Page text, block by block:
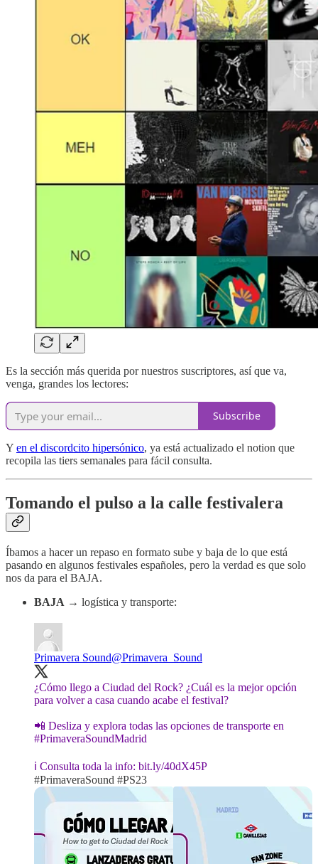
Es la sección más querida por nuestros suscriptores, así que va,
venga, grandes los lectores:
Subscribe
Y en el discordcito hipersónico, ya está actualizado el notion que
recopila las tiers semanales para fácil consulta.
Tomando el pulso a la calle festivalera
Íbamos a hacer un repaso en formato sube y baja de lo que está
pasando en algunos festivales españoles, pero la verdad es que solo
nos da para el BAJA.
BAJA → logística y transporte:
Primavera Sound@Primavera_Sound
¿Cómo llego a Ciudad del Rock? ¿Cuál es la mejor opción
para volver a casa cuando acabe el festival?
📲 Desliza y explora todas las opciones de transporte en
#PrimaveraSoundMadrid
ℹ️ Consulta toda la info: bit.ly/40dX45P
#PrimaveraSound #PS23